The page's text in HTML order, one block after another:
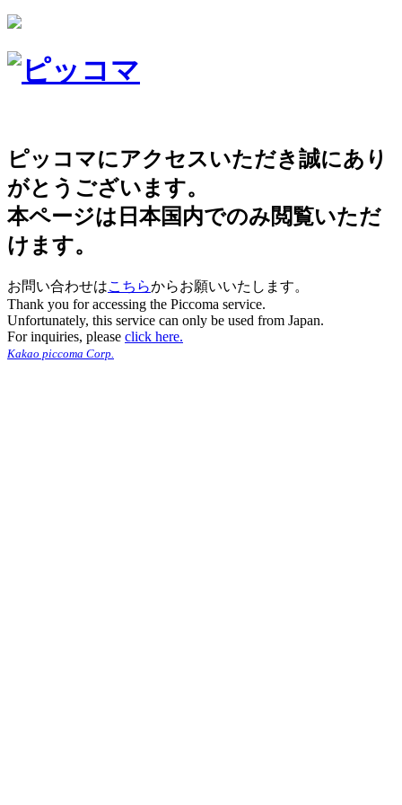
ピッコマにアクセスいただき誠にあり
がとうございます。
本ページは日本国内でのみ閲覧いただ
けます。
お問い合わせはこちらからお願いいたします。
Thank you for accessing the Piccoma service.
Unfortunately, this service can only be used from Japan.
For inquiries, please click here.
Kakao piccoma Corp.